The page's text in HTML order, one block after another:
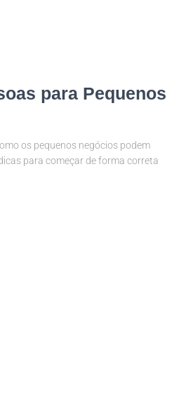
para Pequenos
os pequenos negócios podem
para começar de forma correta